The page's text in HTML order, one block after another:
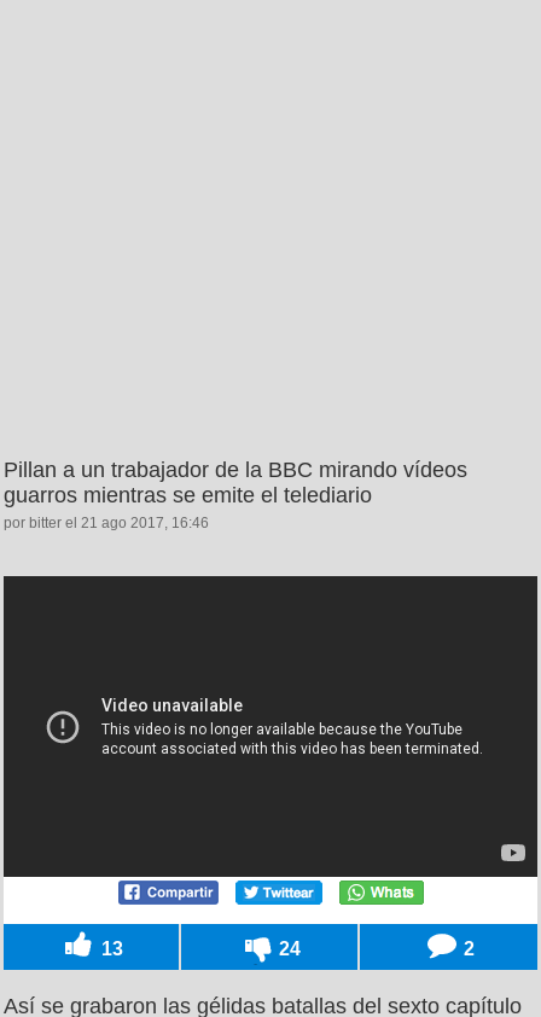
Pillan a un trabajador de la BBC mirando vídeos
guarros mientras se emite el telediario
por bitter el 21 ago 2017, 16:46
13 24 2
Así se grabaron las gélidas batallas del sexto capítulo